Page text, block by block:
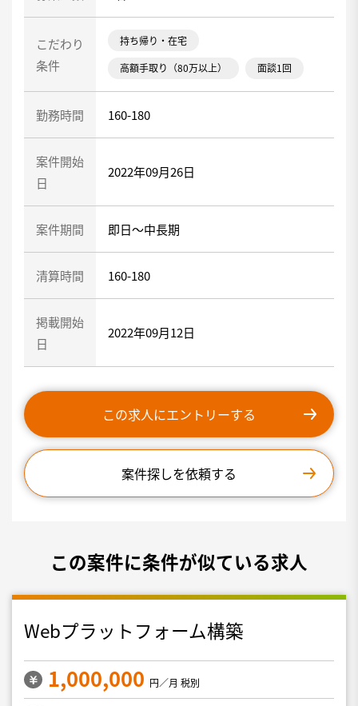
こだわり
条件
持ち帰り・在宅
高額手取り（80万以上） 面談1回
勤務時間 160-180
案件開始
日
2022年09月26日
案件期間 即日～中長期
清算時間 160-180
掲載開始
日
2022年09月12日
この求人にエントリーする
案件探しを依頼する
この案件に条件が似ている求人
Webプラットフォーム構築
1,000,000 円／月 税別